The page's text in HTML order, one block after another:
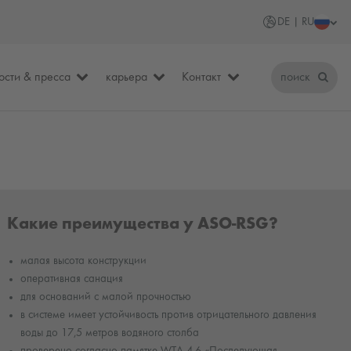
DE | RU
& пресса карьера Контакт поиск
Какие преимущества у ASO-RSG?
малая высота конструкции
оперативная санация
для оснований с малой прочностью
в системе имеет устойчивость против отрицательного давления
воды до 17,5 метров водяного столба